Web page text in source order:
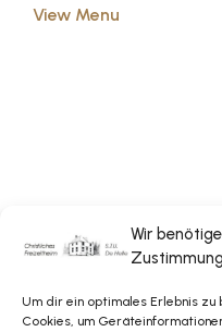
Wir
Um dir ein optimales Erlebnis
Cookies, um
View Menu